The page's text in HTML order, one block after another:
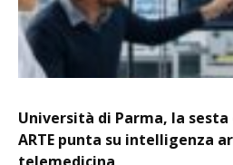
Università di Parma, la
ARTE punta su intelligenza